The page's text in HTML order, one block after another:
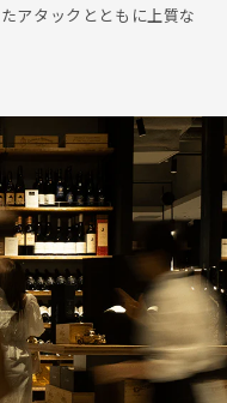
アタックとともに上質な